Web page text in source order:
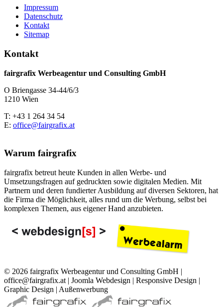
Impressum
Datenschutz
Kontakt
Sitemap
Kontakt
fairgrafix Werbeagentur und Consulting GmbH
O Briengasse 34-44/6/3
1210 Wien
T: +43 1 264 34 54
E: office@fairgrafix.at
Warum fairgrafix
fairgrafix betreut heute Kunden in allen Werbe- und
Umsetzungsfragen auf gedruckten sowie digitalen Medien. Mit
Partnern und deren fundierter Ausbildung auf diversen Sektoren, hat
die Firma die Möglichkeit, alles rund um die Werbung, selbst bei
komplexen Themen, aus eigener Hand anzubieten.
© 2026 fairgrafix Werbeagentur und Consulting GmbH |
office@fairgrafix.at | Joomla Webdesign | Responsive Design |
Graphic Design | Außenwerbung